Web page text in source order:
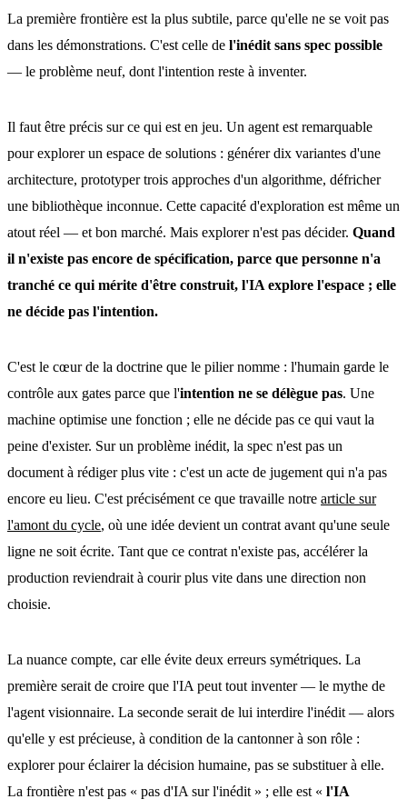
La première frontière est la plus subtile, parce qu'elle ne se voit pas
dans les démonstrations. C'est celle de l'inédit sans spec possible
— le problème neuf, dont l'intention reste à inventer.
Il faut être précis sur ce qui est en jeu. Un agent est remarquable
pour explorer un espace de solutions : générer dix variantes d'une
architecture, prototyper trois approches d'un algorithme, défricher
une bibliothèque inconnue. Cette capacité d'exploration est même un
atout réel — et bon marché. Mais explorer n'est pas décider. Quand
il n'existe pas encore de spécification, parce que personne n'a
tranché ce qui mérite d'être construit, l'IA explore l'espace ; elle
ne décide pas l'intention.
C'est le cœur de la doctrine que le pilier nomme : l'humain garde le
contrôle aux gates parce que l'intention ne se délègue pas. Une
machine optimise une fonction ; elle ne décide pas ce qui vaut la
peine d'exister. Sur un problème inédit, la spec n'est pas un
document à rédiger plus vite : c'est un acte de jugement qui n'a pas
encore eu lieu. C'est précisément ce que travaille notre article sur
l'amont du cycle, où une idée devient un contrat avant qu'une seule
ligne ne soit écrite. Tant que ce contrat n'existe pas, accélérer la
production reviendrait à courir plus vite dans une direction non
choisie.
La nuance compte, car elle évite deux erreurs symétriques. La
première serait de croire que l'IA peut tout inventer — le mythe de
l'agent visionnaire. La seconde serait de lui interdire l'inédit — alors
qu'elle y est précieuse, à condition de la cantonner à son rôle :
explorer pour éclairer la décision humaine, pas se substituer à elle.
La frontière n'est pas « pas d'IA sur l'inédit » ; elle est « l'IA